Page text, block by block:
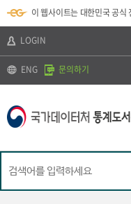
바
로
기
가
기
k
t
)
바
로
기
보
바
가
기
이 웹사이트는 대한민국 공식
LOGIN
ENG 문의하기